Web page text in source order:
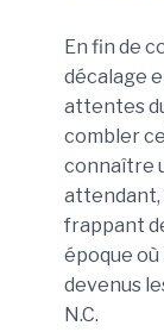
En fin de
décalage
attentes
combler
connaître
attendant,
frappant
époque
devenus
N.C.